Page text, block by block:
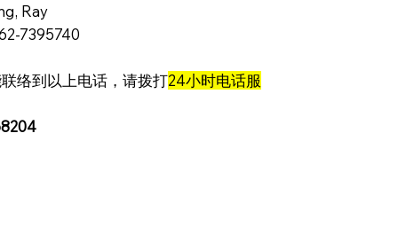
Ray
7395740
络到以上电话，请拨打24小时电话服